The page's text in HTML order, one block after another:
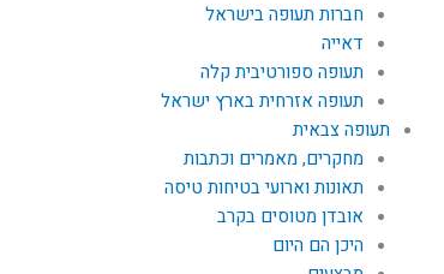
חברות תעופה בישראל
דאייה
תעופה ספורטיבית קלה
תעופה אזרחית בארץ ישראל
תעופה צבאית
מחקרים, מאמרים וכתבות
תאונות וארועי בטיחות טיסה
אובדן מטוסים בקרב
היכן הם היום